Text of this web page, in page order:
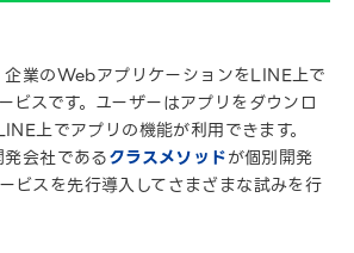
業のWebアプリケーションをLINE上で
ビスです。ユーザーはアプリをダウンロ
上でアプリの機能が利用できます。
会社であるクラスメソッドが個別開発
ビスを先行導入してさまざまな試みを行